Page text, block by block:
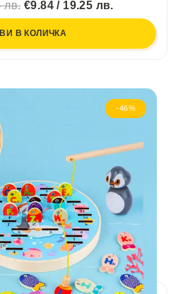
лв.€9.84 / 19.25 лв.
В КОЛИЧКА
-46%